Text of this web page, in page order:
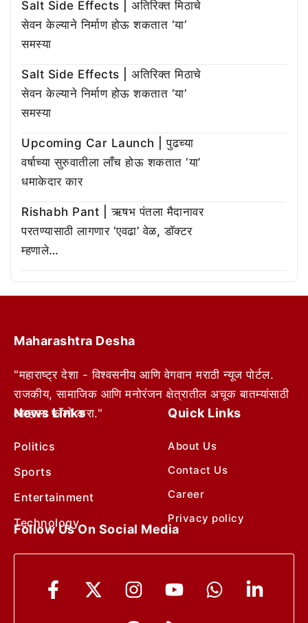
Salt Side Effects | अतिरिक्त मिठाचे
सेवन केल्याने निर्माण होऊ शकतात ‘या’
समस्या
Salt Side Effects | अतिरिक्त मिठाचे
सेवन केल्याने निर्माण होऊ शकतात ‘या’
समस्या
Upcoming Car Launch | पुढच्या
वर्षाच्या सुरुवातीला लाँच होऊ शकतात ‘या’
धमाकेदार कार
Rishabh Pant | ऋषभ पंतला मैदानावर
परतण्यासाठी लागणार ‘एवढा’ वेळ, डॉक्टर
म्हणाले…
Maharashtra Desha
"महाराष्ट्र देशा - विश्वसनीय आणि वेगवान मराठी न्यूज पोर्टल.
राजकीय, सामाजिक आणि मनोरंजन क्षेत्रातील अचूक बातम्यांसाठी
आम्हाला फॉलो करा."
News Links
Politics
Sports
Entertainment
Technology
Quick Links
About Us
Contact Us
Career
Privacy policy
Follow Us On Social Media